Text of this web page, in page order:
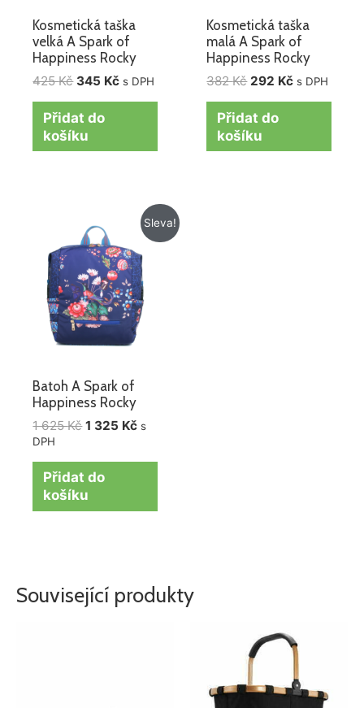
Kosmetická taška
velká A Spark of
Happiness Rocky
425Kč 345 Kč s DPH
Přidat do
košíku
Kosmetická taška
malá A Spark of
Happiness Rocky
382Kč 292 Kč s DPH
Přidat do
košíku
Sleva!
Batoh A Spark of
Happiness Rocky
1 625Kč
cena
byla:
625 Kč.
1 325 Kč
Aktuální
cena
1
325 Kč.
s
DPH
Přidat do
košíku
Související produkty